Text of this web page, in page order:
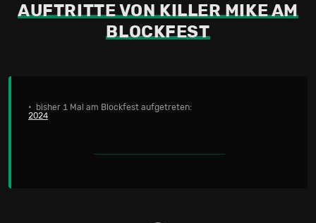
AUFTRITTE VON KILLER MIKE AM
BLOCKFEST
• bisher 1 Mal am Blockfest aufgetreten:
2024